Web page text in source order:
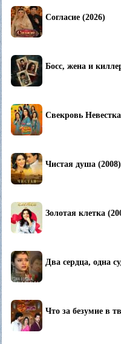
Согласие (2026)
Босс, жена и
Свекровь
Чистая душа (2008)
Золотая клетка
Два сердца, одна
Что за безумие в